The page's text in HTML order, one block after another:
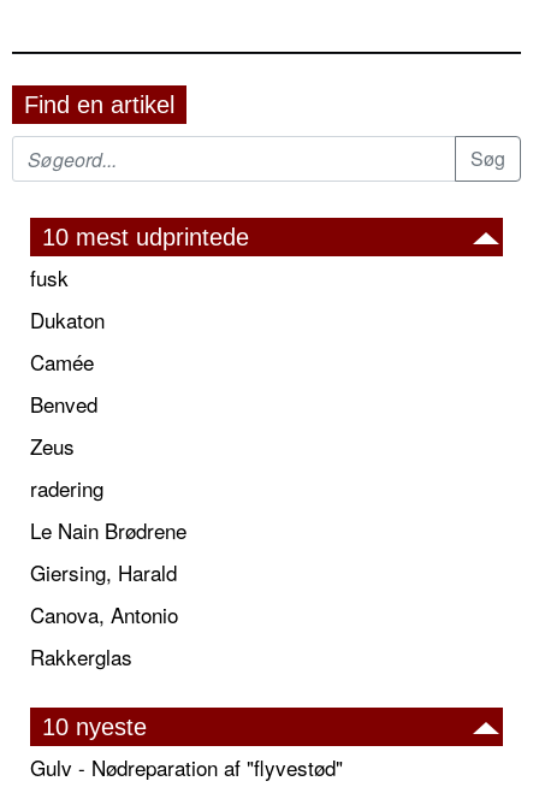
Find en artikel
10 mest udprintede
fusk
Dukaton
Camée
Benved
Zeus
radering
Le Nain Brødrene
Giersing, Harald
Canova, Antonio
Rakkerglas
10 nyeste
Gulv - Nødreparation af "flyvestød"